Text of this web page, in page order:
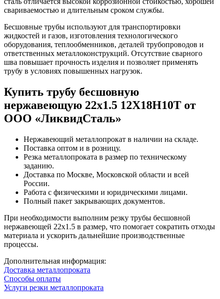
свариваемостью и длительным сроком службы.
Бесшовные трубы используют для транспортировки
жидкостей и газов, изготовления технологического
оборудования, теплообменников, деталей трубопроводов и
ответственных металлоконструкций. Отсутствие сварного
шва повышает прочность изделия и позволяет применять
трубу в условиях повышенных нагрузок.
Купить трубу бесшовную
нержавеющую 22х1.5 12Х18Н10Т от
ООО «ЛиквидСталь»
Нержавеющий металлопрокат в наличии на складе.
Поставка оптом и в розницу.
Резка металлопроката в размер по техническому
заданию.
Доставка по Москве, Московской области и всей
России.
Работа с физическими и юридическими лицами.
Полный пакет закрывающих документов.
При необходимости выполним резку трубы бесшовной
нержавеющей 22х1.5 в размер, что помогает сократить отходы
материала и ускорить дальнейшие производственные
процессы.
Дополнительная информация:
Доставка металлопроката
Способы оплаты
Услуги резки металлопроката